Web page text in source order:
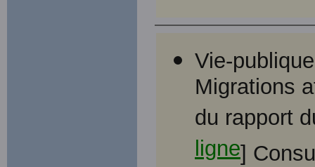
Vie-
Migrations
du rapport
ligne]